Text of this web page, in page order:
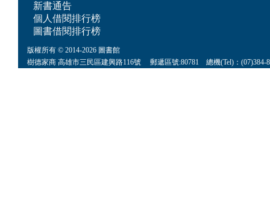
新書通告
個人借閱排行榜
圖書借閱排行榜
版權所有 © 2014-2026 圖書館
樹德家商 高雄市三民區建興路116號 郵遞區號:80781 總機(Tel)：(07)384-